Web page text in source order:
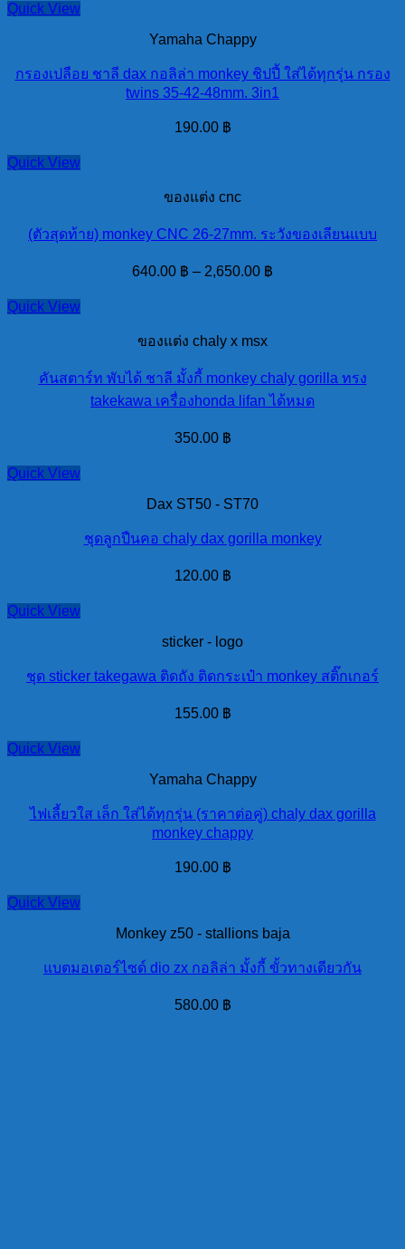
Quick View
Yamaha Chappy
กรองเปลือย ชาลี dax กอลิล่า monkey ชิปปี้ ใส่ได้ทุกรุ่น กรอง
twins 35-42-48mm. 3in1
190.00 ฿
Quick View
ของแต่ง cnc
(ตัวสุดท้าย) monkey CNC 26-27mm. ระวังของเลียนแบบ
640.00 ฿ – 2,650.00 ฿
Quick View
ของแต่ง chaly x msx
คันสตาร์ท พับได้ ชาลี มั้งกี้ monkey chaly gorilla ทรง
takekawa เครื่องhonda lifan ได้หมด
350.00 ฿
Quick View
Dax ST50 - ST70
ชุดลูกปืนคอ chaly dax gorilla monkey
120.00 ฿
Quick View
sticker - logo
ชุด sticker takegawa ติดถัง ติดกระเป๋า monkey สติ๊กเกอร์
155.00 ฿
Quick View
Yamaha Chappy
ไฟเลี้ยวใส เล็ก ใส่ได้ทุกรุ่น (ราคาต่อคู่) chaly dax gorilla
monkey chappy
190.00 ฿
Quick View
Monkey z50 - stallions baja
แบตมอเตอร์ไซด์ dio zx กอลิล่า มั้งกี้ ขั้วทางเดียวกัน
580.00 ฿